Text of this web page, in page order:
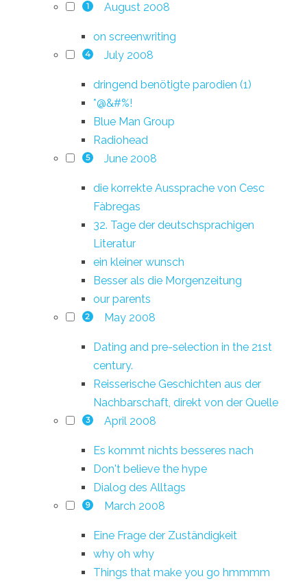
1 August 2008
on screenwriting
4 July 2008
dringend benötigte parodien (1)
*@&#%!
Blue Man Group
Radiohead
5 June 2008
die korrekte Aussprache von Cesc
Fàbregas
32. Tage der deutschsprachigen
Literatur
ein kleiner wunsch
Besser als die Morgenzeitung
our parents
2 May 2008
Dating and pre-selection in the 21st
century.
Reisserische Geschichten aus der
Nachbarschaft, direkt von der Quelle
3 April 2008
Es kommt nichts besseres nach
Don't believe the hype
Dialog des Alltags
9 March 2008
Eine Frage der Zuständigkeit
why oh why
Things that make you go hmmmm